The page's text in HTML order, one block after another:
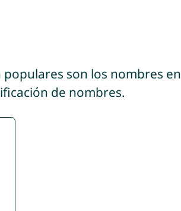
son los nombres en
de nombres.